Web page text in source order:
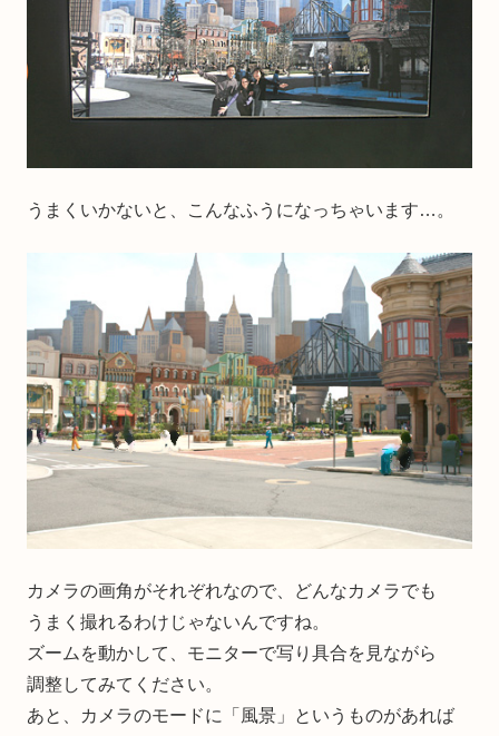
うまくいかないと、こんなふうになっちゃいます…。
カメラの画角がそれぞれなので、どんなカメラでも
うまく撮れるわけじゃないんですね。
ズームを動かして、モニターで写り具合を見ながら
調整してみてください。
あと、カメラのモードに「風景」というものがあれば